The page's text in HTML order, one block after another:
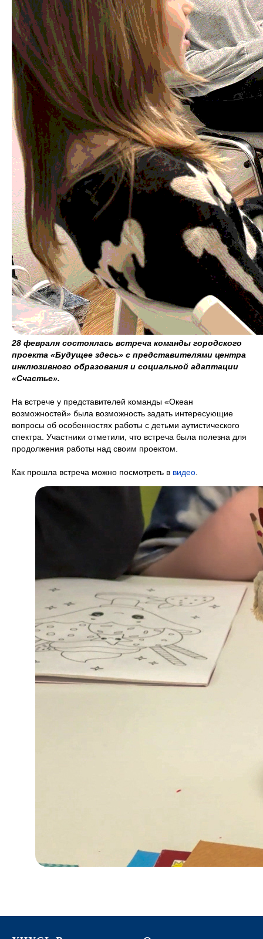
28 февраля состоялась встреча команды городского
проекта «Будущее здесь» с представителями центра
инклюзивного образования и социальной адаптации
«Счастье».
На встрече у представителей команды «Океан
возможностей» была возможность задать интересующие
вопросы об особенностях работы с детьми аутистического
спектра. Участники отметили, что встреча была полезна для
продолжения работы над своим проектом.
Как прошла встреча можно посмотреть в видео